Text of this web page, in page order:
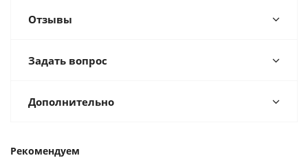
Отзывы
Задать вопрос
Дополнительно
Рекомендуем